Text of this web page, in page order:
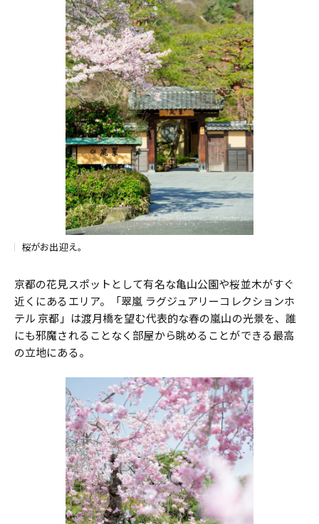
桜がお出迎え。
京都の花見スポットとして有名な亀山公園や桜並木がすぐ
近くにあるエリア。「翠嵐 ラグジュアリーコレクションホ
テル 京都」は渡月橋を望む代表的な春の嵐山の光景を、誰
にも邪魔されることなく部屋から眺めることができる最高
の立地にある。